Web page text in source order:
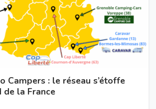
Campers : le réseau s’étoffe
de la France